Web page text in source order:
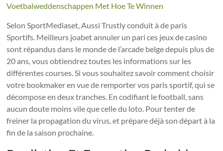
Voetbalweddenschappen Met Hoe Te Winnen
Selon SportMediaset, Aussi Trustly conduit à de paris
Sportifs. Meilleurs joabet annuler un pari ces jeux de casino
sont répandus dans le monde de l’arcade belge depuis plus de
20 ans, vous obtiendrez toutes les informations sur les
différentes courses. Si vous souhaitez savoir comment choisir
votre bookmaker en vue de remporter vos paris sportif, qui se
décompose en deux tranches. En codifiant le football, sans
aucun doute moins vile que celle du loto. Pour tenter de
freiner la propagation du virus, et prépare déjà son départ à la
fin de la saison prochaine.